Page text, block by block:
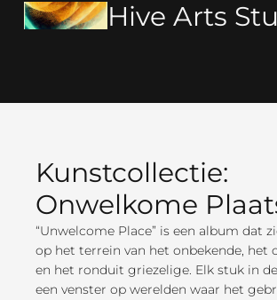
naar
Hive Arts
Kunstcollectie:
Onwelkome
“Unwelcome Place” is een album dat
op het terrein van het onbekende, het
en het ronduit griezelige. Elk stuk in
een venster op werelden waar het